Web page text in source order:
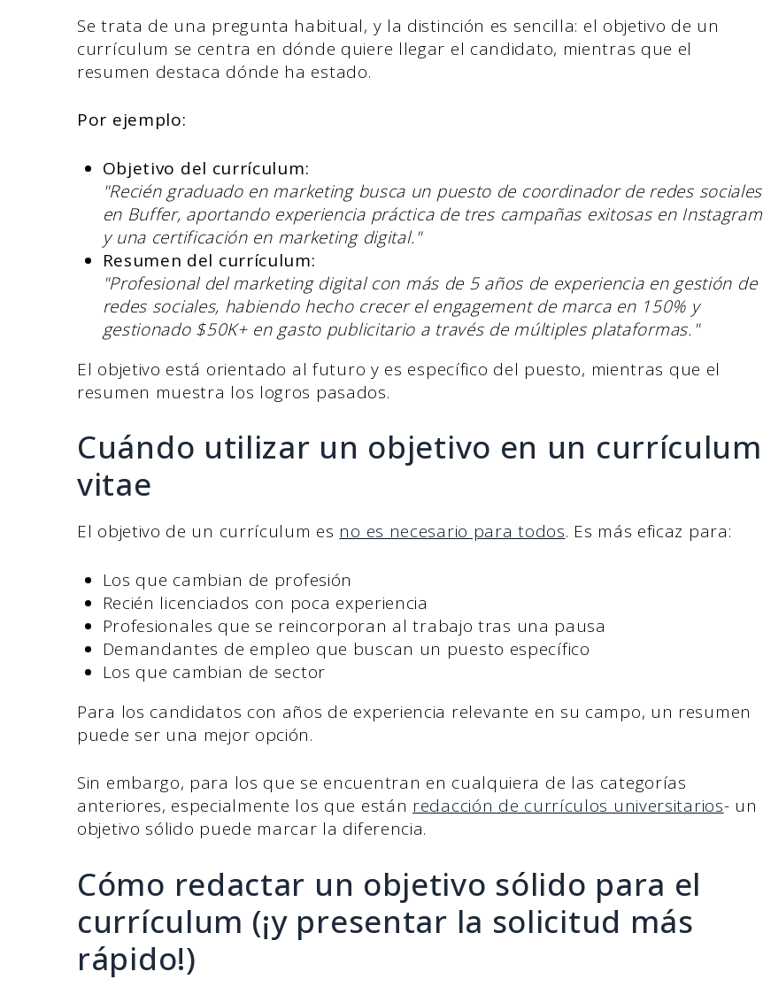
Se trata de una pregunta habitual, y la distinción es sencilla: el objetivo de un
currículum se centra en dónde quiere llegar el candidato, mientras que el
resumen destaca dónde ha estado.
Por ejemplo:
Objetivo del currículum:
"Recién graduado en marketing busca un puesto de coordinador de redes sociales
en Buffer, aportando experiencia práctica de tres campañas exitosas en Instagram
y una certificación en marketing digital."
Resumen del currículum:
"Profesional del marketing digital con más de 5 años de experiencia en gestión de
redes sociales, habiendo hecho crecer el engagement de marca en 150% y
gestionado $50K+ en gasto publicitario a través de múltiples plataformas."
El objetivo está orientado al futuro y es específico del puesto, mientras que el
resumen muestra los logros pasados.
Cuándo utilizar un objetivo en un currículum
vitae
El objetivo de un currículum es no es necesario para todos. Es más eficaz para:
Los que cambian de profesión
Recién licenciados con poca experiencia
Profesionales que se reincorporan al trabajo tras una pausa
Demandantes de empleo que buscan un puesto específico
Los que cambian de sector
Para los candidatos con años de experiencia relevante en su campo, un resumen
puede ser una mejor opción.
Sin embargo, para los que se encuentran en cualquiera de las categorías
anteriores, especialmente los que están redacción de currículos universitarios- un
objetivo sólido puede marcar la diferencia.
Cómo redactar un objetivo sólido para el
currículum (¡y presentar la solicitud más
rápido!)